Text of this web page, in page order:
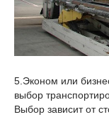
5.Эконом или
выбор
Выбор зависит от